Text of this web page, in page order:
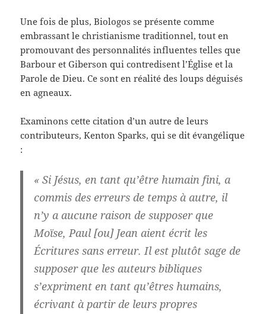
Une fois de plus, Biologos se présente comme
embrassant le christianisme traditionnel, tout en
promouvant des personnalités influentes telles que
Barbour et Giberson qui contredisent l’Église et la
Parole de Dieu. Ce sont en réalité des loups déguisés
en agneaux.
Examinons cette citation d’un autre de leurs
contributeurs, Kenton Sparks, qui se dit évangélique
:
« Si Jésus, en tant qu’être humain fini, a
commis des erreurs de temps à autre, il
n’y a aucune raison de supposer que
Moïse, Paul [ou] Jean aient écrit les
Écritures sans erreur. Il est plutôt sage de
supposer que les auteurs bibliques
s’expriment en tant qu’êtres humains,
écrivant à partir de leurs propres